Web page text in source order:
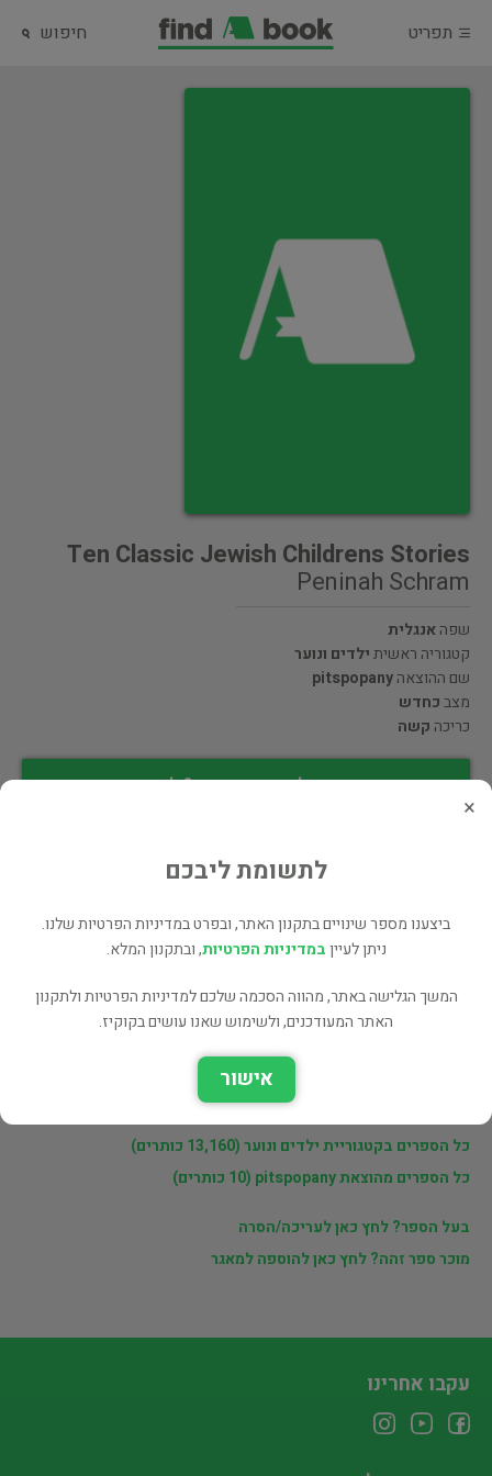
תפריט חיפוש
Ten Classic Jewish Childrens Stories
Peninah Schram
שפהאנגלית
קטגוריה ראשיתילדים ונוער
שם ההוצאהpitspopany
מצבכחדש
כריכה קשה
מעוניינים לרכוש את הספר? לחצו כאן
פרטי המוכר
מוכרי findabook.co.il
כל הספרים בקטגוריית ילדים ונוער (13,160 כותרים)
כל הספרים מהוצאת pitspopany (10 כותרים)
בעל הספר? לחץ כאן לעריכה/הסרה
מוכר ספר זהה? לחץ כאן להוספה למאגר
×
לתשומת ליבכם
ביצענו מספר שינויים בתקנון האתר, ובפרט במדיניות הפרטיות שלנו.
ניתן לעייןבמדיניות הפרטיות, ובתקנון המלא.
המשך הגלישה באתר, מהווה הסכמה שלכם למדיניות הפרטיות ולתקנון
האתר המעודכנים, ולשימוש שאנו עושים בקוקיז.
אישור
עקבו אחרינו